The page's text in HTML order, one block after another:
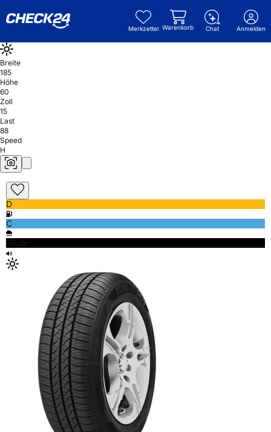
Merkzettel Warenkorb Chat Anmelden
Breite
185
Höhe
60
Zoll
15
Last
88
Speed
H
D
C
70db